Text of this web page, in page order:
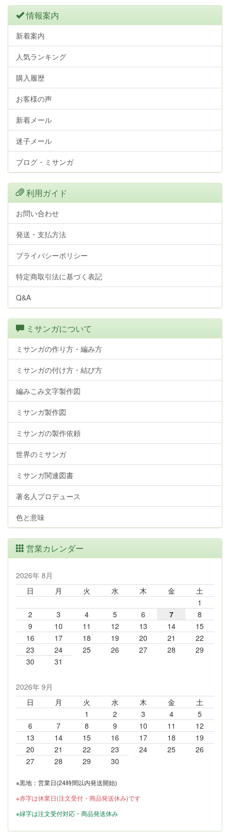
情報案内
新着案内
人気ランキング
購入履歴
お客様の声
新着メール
迷子メール
ブログ・ミサンガ
利用ガイド
お問い合わせ
発送・支払方法
プライバシーポリシー
特定商取引法に基づく表記
Q&A
ミサンガについて
ミサンガの作り方・編み方
ミサンガの付け方・結び方
編みこみ文字製作図
ミサンガ製作図
ミサンガの製作依頼
世界のミサンガ
ミサンガ関連図書
著名人プロデュース
色と意味
営業カレンダー
2026年 8月
日
月 火 水 木 金
土
1
2
3 4 5 6 7
8
9
10 11 12 13 14
15
16
17 18 19 20 21
22
23
24 25 26 27 28
29
30
31
2026年 9月
日
月 火 水 木 金
土
1
2 3 4
5
6
7 8 9 10 11
12
13
14 15 16 17 18
19
20
21 22 23 24 25
26
27
28 29 30
※黒地：営業日(24時間以内発送開始)
※赤字は休業日(注文受付・商品発送休み)です
※緑字は注文受付対応・商品発送休み